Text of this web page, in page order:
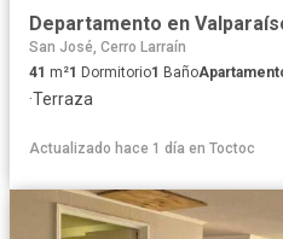
Departamento en
San José, Cerro Larraín
41 m²1 Dormitorio1 Baño
·Terraza
Actualizado hace 1 día en Toctoc